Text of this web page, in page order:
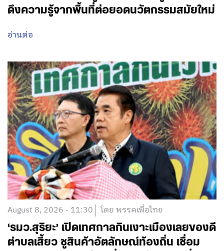
ดึงความรู้จากพื้นที่ต่อยอดนวัตกรรมสมัยใหม่
อ่านต่อ
August 8, 2026 - 11:30 โดย พรรคเพื่อไทย
‘รมว.สุริยะ’ เปิดเทศกาลกินเงาะเมืองเลยของดี
ตำบลเสี้ยว ชูสินค้าอัตลักษณ์ท้องถิ่น เชื่อม